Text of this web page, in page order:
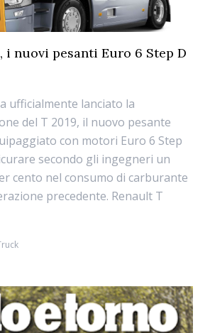
i nuovi pesanti Euro 6 Step D
ufficialmente lanciato la
del T 2019, il nuovo pesante
con motori Euro 6 Step
secondo gli ingegneri un
cento nel consumo di carburante
precedente. Renault T